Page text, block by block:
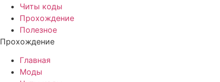
Читы коды
Прохождение
Полезное
Прохождение
Главная
Моды